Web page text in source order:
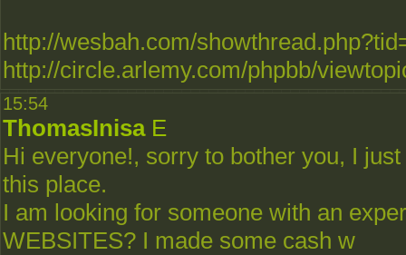
http://wesbah.com/
http://circle.arlemy.com/phpbb/
15:54
ThomasInisa E
Hi everyone!, sorry to bother you, I
this place.
I am looking for someone with an
WEBSITES? I made some cash w